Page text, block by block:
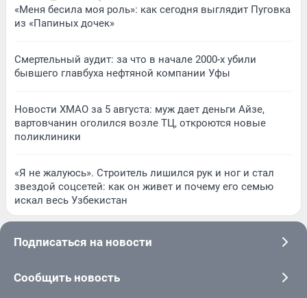
«Меня бесила моя роль»: как сегодня выглядит Пуговка
из «Папиных дочек»
Смертельный аудит: за что в начале 2000-х убили
бывшего главбуха нефтяной компании Уфы
Новости ХМАО за 5 августа: муж дает деньги Айзе,
вартовчанин оголился возле ТЦ, откроются новые
поликлиники
«Я не жалуюсь». Строитель лишился рук и ног и стал
звездой соцсетей: как он живет и почему его семью
искал весь Узбекистан
Подписаться на новости
Сообщить новость